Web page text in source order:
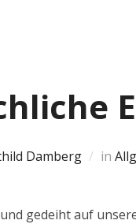
Damberg in
gedeiht auf